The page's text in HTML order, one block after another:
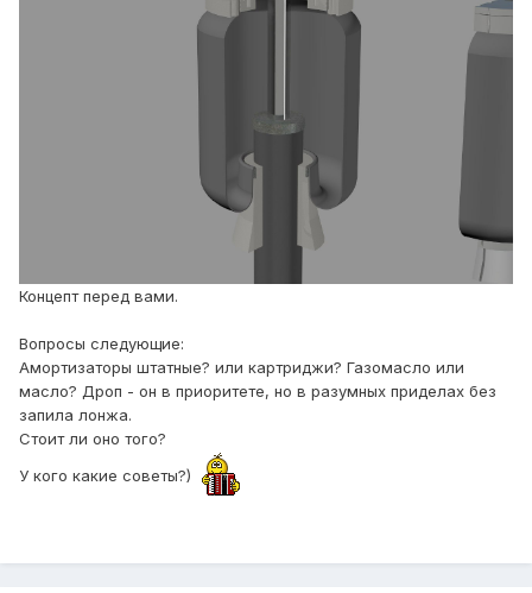
Концепт перед вами.
Вопросы следующие:
Амортизаторы штатные? или картриджи? Газомасло или
масло? Дроп - он в приоритете, но в разумных приделах без
запила лонжа.
Стоит ли оно того?
У кого какие советы?)